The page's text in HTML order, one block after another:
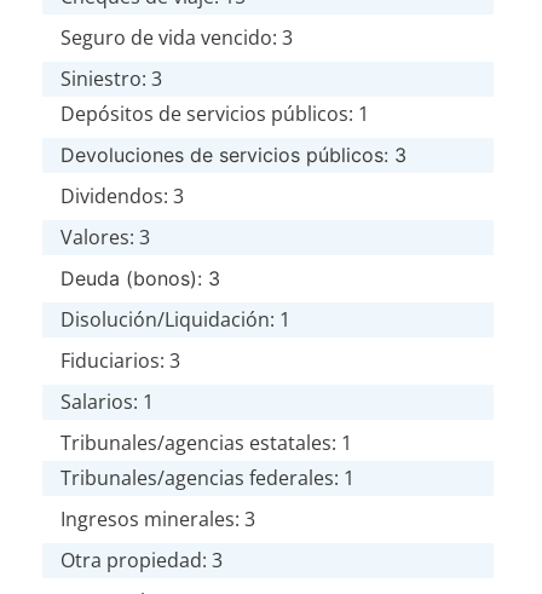
Seguro de vida vencido: 3
Siniestro: 3
Depósitos de servicios públicos: 1
Devoluciones de servicios públicos: 3
Dividendos: 3
Valores: 3
Deuda (bonos): 3
Disolución/Liquidación: 1
Fiduciarios: 3
Salarios: 1
Tribunales/agencias estatales: 1
Tribunales/agencias federales: 1
Ingresos minerales: 3
Otra propiedad: 3